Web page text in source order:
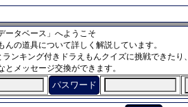
ータベース」へようこそ
んの道具について詳しく解説しています。
ランキング付きドラえもんクイズに挑戦できたり、
とメッセージ交換ができます。
パスワード